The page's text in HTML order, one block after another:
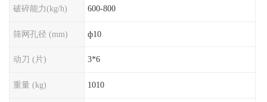
破碎能力(kg/h) 600-800
筛网孔径 (mm) ф10
动刀 (片) 3*6
重量 (kg) 1010